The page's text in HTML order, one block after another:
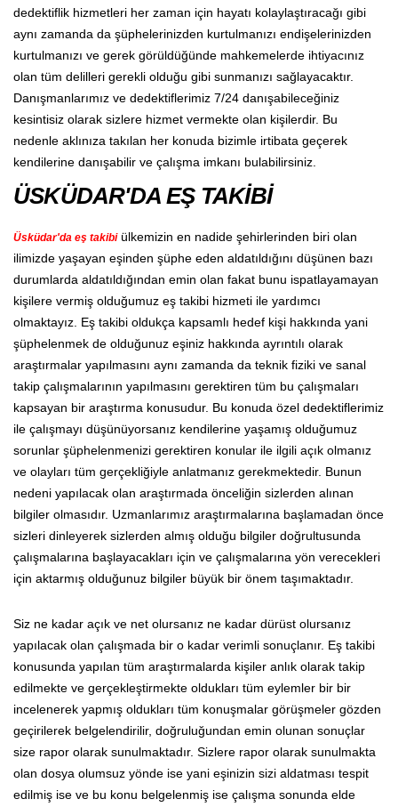
dedektiflik hizmetleri her zaman için hayatı kolaylaştıracağı gibi
aynı zamanda da şüphelerinizden kurtulmanızı endişelerinizden
kurtulmanızı ve gerek görüldüğünde mahkemelerde ihtiyacınız
olan tüm delilleri gerekli olduğu gibi sunmanızı sağlayacaktır.
Danışmanlarımız ve dedektiflerimiz 7/24 danışabileceğiniz
kesintisiz olarak sizlere hizmet vermekte olan kişilerdir. Bu
nedenle aklınıza takılan her konuda bizimle irtibata geçerek
kendilerine danışabilir ve çalışma imkanı bulabilirsiniz.
ÜSKÜDAR'DA EŞ TAKİBİ
Üsküdar'da eş takibiülkemizin en nadide şehirlerinden biri olan
ilimizde yaşayan eşinden şüphe eden aldatıldığını düşünen bazı
durumlarda aldatıldığından emin olan fakat bunu ispatlayamayan
kişilere vermiş olduğumuz eş takibi hizmeti ile yardımcı
olmaktayız. Eş takibi oldukça kapsamlı hedef kişi hakkında yani
şüphelenmek de olduğunuz eşiniz hakkında ayrıntılı olarak
araştırmalar yapılmasını aynı zamanda da teknik fiziki ve sanal
takip çalışmalarının yapılmasını gerektiren tüm bu çalışmaları
kapsayan bir araştırma konusudur. Bu konuda özel dedektiflerimiz
ile çalışmayı düşünüyorsanız kendilerine yaşamış olduğumuz
sorunlar şüphelenmenizi gerektiren konular ile ilgili açık olmanız
ve olayları tüm gerçekliğiyle anlatmanız gerekmektedir. Bunun
nedeni yapılacak olan araştırmada önceliğin sizlerden alınan
bilgiler olmasıdır. Uzmanlarımız araştırmalarına başlamadan önce
sizleri dinleyerek sizlerden almış olduğu bilgiler doğrultusunda
çalışmalarına başlayacakları için ve çalışmalarına yön verecekleri
için aktarmış olduğunuz bilgiler büyük bir önem taşımaktadır.
Siz ne kadar açık ve net olursanız ne kadar dürüst olursanız
yapılacak olan çalışmada bir o kadar verimli sonuçlanır. Eş takibi
konusunda yapılan tüm araştırmalarda kişiler anlık olarak takip
edilmekte ve gerçekleştirmekte oldukları tüm eylemler bir bir
incelenerek yapmış oldukları tüm konuşmalar görüşmeler gözden
geçirilerek belgelendirilir, doğruluğundan emin olunan sonuçlar
size rapor olarak sunulmaktadır. Sizlere rapor olarak sunulmakta
olan dosya olumsuz yönde ise yani eşinizin sizi aldatması tespit
edilmiş ise ve bu konu belgelenmiş ise çalışma sonunda elde